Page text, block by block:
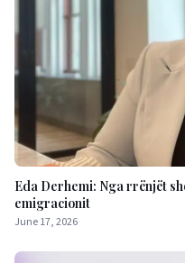
Eda Derhemi: Nga rrënjët
emigracionit
June 17, 2026